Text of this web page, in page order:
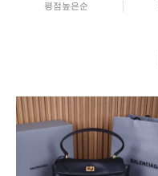
평점높은순